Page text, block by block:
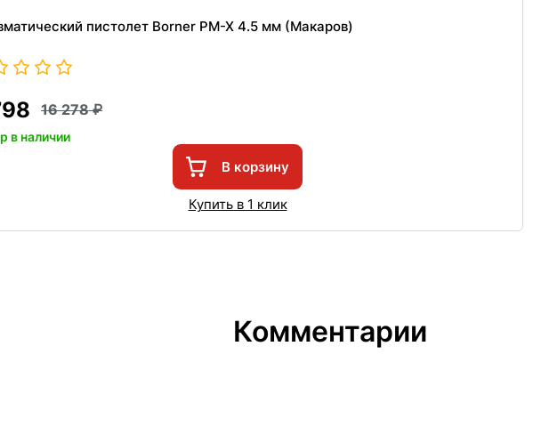
пистолет Borner PM-X 4.5 мм (Макаров)
16 278
в наличии
В корзину
Купить в 1 клик
Комментарии